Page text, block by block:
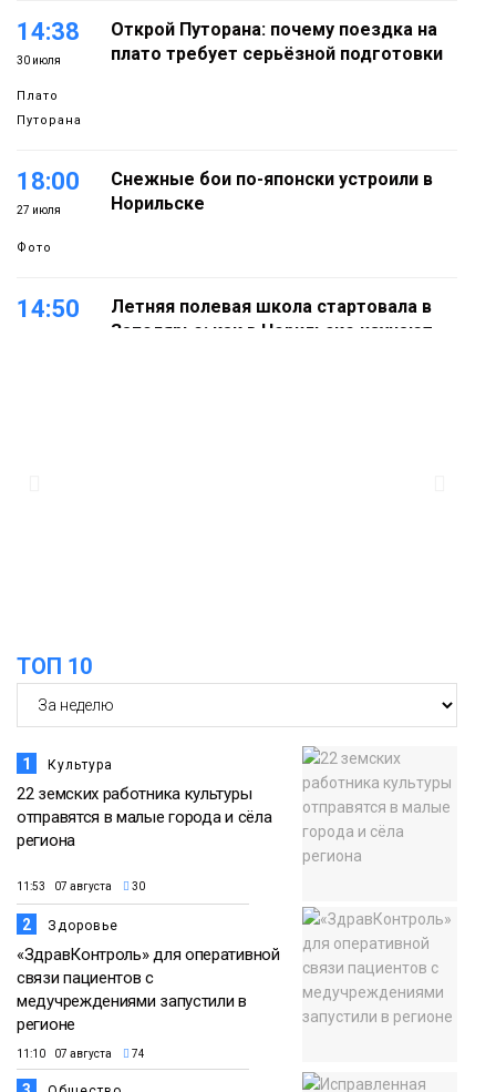
14:38
30 июля
Плато
Путорана
Открой Путорана: почему поездка на
плато требует серьёзной подготовки
18:00
27 июля
Фото
Снежные бои по-японски устроили в
Норильске
14:50
Летняя полевая школа стартовала в
Заполярье: как в Норильске изучают
18:30
Фото
Заполярное лето в разгаре: Норильск
прогрелся до 29 градусов
ТОП 10
1 Культура
22 земских работника культуры
отправятся в малые города и сёла
региона
11:53 07 августа 30
2 Здоровье
«ЗдравКонтроль» для оперативной
связи пациентов с
медучреждениями запустили в
регионе
11:10 07 августа 74